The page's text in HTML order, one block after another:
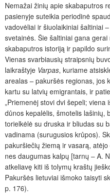
Nemažai žinių apie skabaputros
pasienyje suteikia periodinė
vadovėliai ir šiuolaikiniai šaltiniai
svetainės. Šie šaltiniai gana
skabaputros istoriją ir papildo
Vienas svarbiausių straipsnių
laikraštyje Varpas, kuriame
arealas – pakuršės regionas, jos
kartu su latvių emigrantais, ir
„Priemenėj stovi dvi šepeli; viena
důnos kepalėlis, šmotelis lašinių,
torielkėlė su druska ir bliudas su
vadinama (surugusios krůpos).
pakuršiečių žiemą ir vasarą,
nes daugumas kalpų [tarnų – A.
atkeliavę kiti iš tolymų kraštų
Pakuršės lietuviai išmoko taisyti
p. 176).